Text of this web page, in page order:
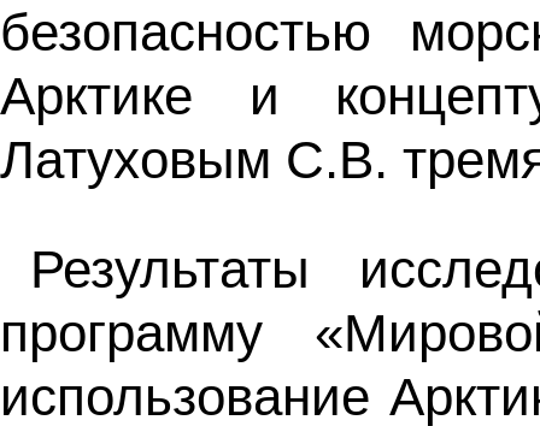
безопасностью
Арктике и
Латуховым С.В.
Результаты
программу
использование